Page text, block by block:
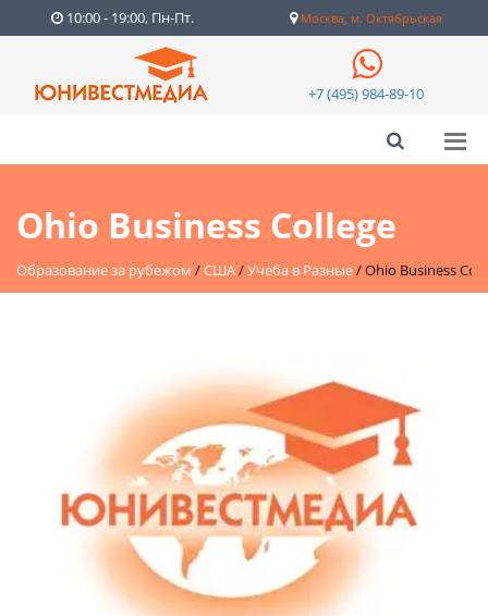
10:00 - 19:00, Пн-Пт. Москва, м. Октябрьская
+7 (495) 984-89-10
Ohio Business College
Образование за рубежом /США/Учеба в Разные/Ohio Business